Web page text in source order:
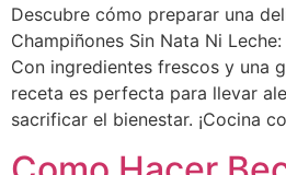
Descubre cómo preparar una
Champiñones Sin Nata Ni
Con ingredientes frescos y una
receta es perfecta para llevar
sacrificar el bienestar. ¡Cocina